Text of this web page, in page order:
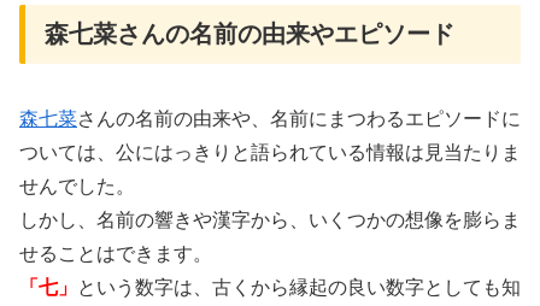
森七菜さんの名前の由来やエピソード
森七菜さんの名前の由来や、名前にまつわるエピソードに
ついては、公にはっきりと語られている情報は見当たりま
せんでした。
しかし、名前の響きや漢字から、いくつかの想像を膨らま
せることはできます。
「七」 という数字は、古くから縁起の良い数字としても知